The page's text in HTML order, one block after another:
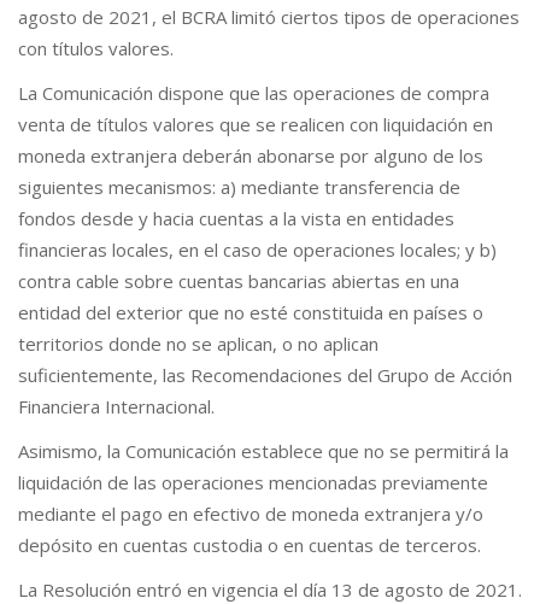
agosto de 2021, el BCRA limitó ciertos tipos de operaciones
con títulos valores.
La Comunicación dispone que las operaciones de compra
venta de títulos valores que se realicen con liquidación en
moneda extranjera deberán abonarse por alguno de los
siguientes mecanismos: a) mediante transferencia de
fondos desde y hacia cuentas a la vista en entidades
financieras locales, en el caso de operaciones locales; y b)
contra cable sobre cuentas bancarias abiertas en una
entidad del exterior que no esté constituida en países o
territorios donde no se aplican, o no aplican
suficientemente, las Recomendaciones del Grupo de Acción
Financiera Internacional.
Asimismo, la Comunicación establece que no se permitirá la
liquidación de las operaciones mencionadas previamente
mediante el pago en efectivo de moneda extranjera y/o
depósito en cuentas custodia o en cuentas de terceros.
La Resolución entró en vigencia el día 13 de agosto de 2021.